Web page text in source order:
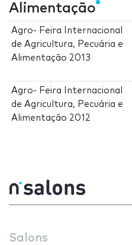
Alimentação
Agro- Feira Internacional
de Agricultura, Pecuária e
Alimentação 2013
Agro- Feira Internacional
de Agricultura, Pecuária e
Alimentação 2012
Salons